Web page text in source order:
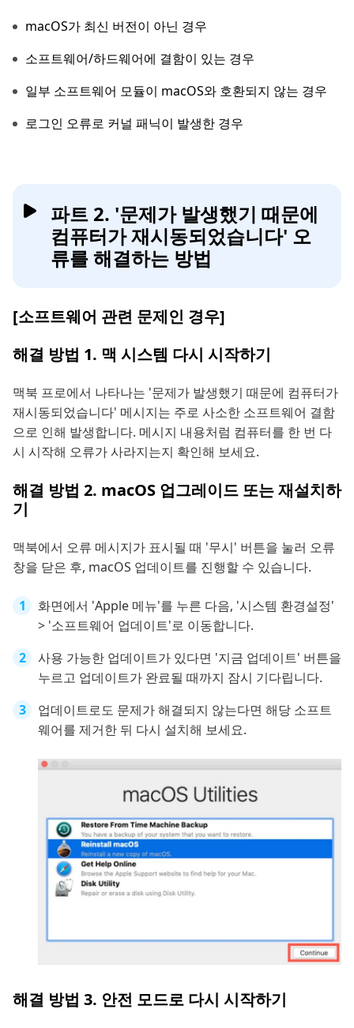
macOS가 최신 버전이 아닌 경우
소프트웨어/하드웨어에 결함이 있는 경우
일부 소프트웨어 모듈이 macOS와 호환되지 않는 경우
로그인 오류로 커널 패닉이 발생한 경우
파트 2. '문제가 발생했기 때문에
컴퓨터가 재시동되었습니다' 오
류를 해결하는 방법
[소프트웨어 관련 문제인 경우]
해결 방법 1. 맥 시스템 다시 시작하기
맥북 프로에서 나타나는 '문제가 발생했기 때문에 컴퓨터가
재시동되었습니다' 메시지는 주로 사소한 소프트웨어 결함
으로 인해 발생합니다. 메시지 내용처럼 컴퓨터를 한 번 다
시 시작해 오류가 사라지는지 확인해 보세요.
해결 방법 2. macOS 업그레이드 또는 재설치하
기
맥북에서 오류 메시지가 표시될 때 '무시' 버튼을 눌러 오류
창을 닫은 후, macOS 업데이트를 진행할 수 있습니다.
화면에서 'Apple 메뉴'를 누른 다음, '시스템 환경설정'
> '소프트웨어 업데이트'로 이동합니다.
사용 가능한 업데이트가 있다면 '지금 업데이트' 버튼을
누르고 업데이트가 완료될 때까지 잠시 기다립니다.
업데이트로도 문제가 해결되지 않는다면 해당 소프트
웨어를 제거한 뒤 다시 설치해 보세요.
해결 방법 3. 안전 모드로 다시 시작하기